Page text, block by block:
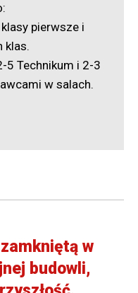
pierwsze i
klas.
5 Technikum i 2-3
w salach.
w
budowli,